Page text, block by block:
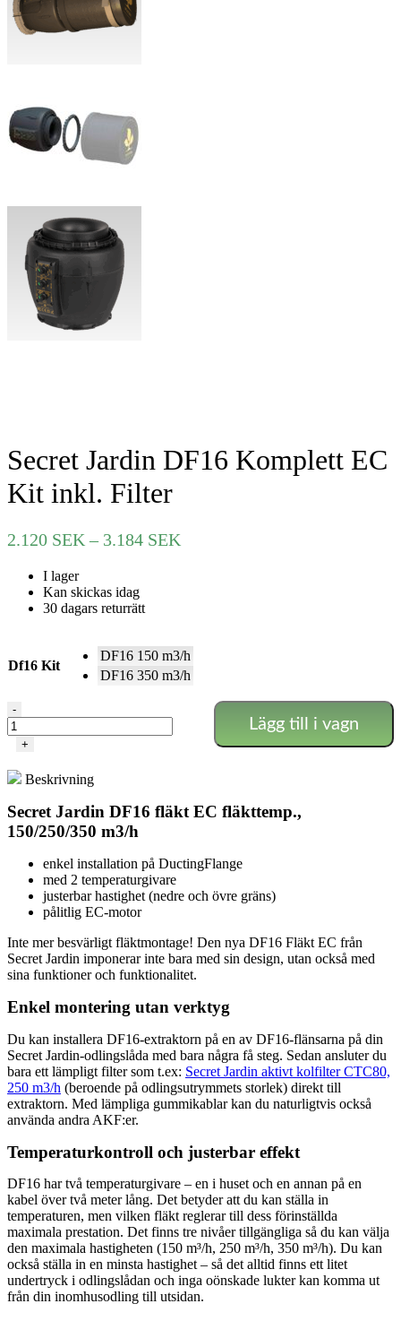
Secret Jardin DF16 Komplett EC
Kit inkl. Filter
2.120 SEK – 3.184 SEK
I lager
Kan skickas idag
30 dagars returrätt
Df16 Kit
DF16 150 m3/h
DF16 350 m3/h
Secret
Jardin
DF16
EC
Kit
inkl.
Filter
mängd
-
+
Lägg till i vagn
Beskrivning
Secret Jardin DF16 fläkt EC fläkttemp.,
150/250/350 m3/h
enkel installation på DuctingFlange
med 2 temperaturgivare
justerbar hastighet (nedre och övre gräns)
pålitlig EC-motor
Inte mer besvärligt fläktmontage! Den nya DF16 Fläkt EC från
Secret Jardin imponerar inte bara med sin design, utan också med
sina funktioner och funktionalitet.
Enkel montering utan verktyg
Du kan installera DF16-extraktorn på en av DF16-flänsarna på din
Secret Jardin-odlingslåda med bara några få steg. Sedan ansluter du
bara ett lämpligt filter som t.ex: Secret Jardin aktivt kolfilter CTC80,
250 m3/h (beroende på odlingsutrymmets storlek) direkt till
extraktorn. Med lämpliga gummikablar kan du naturligtvis också
använda andra AKF:er.
Temperaturkontroll och justerbar effekt
DF16 har två temperaturgivare – en i huset och en annan på en
kabel över två meter lång. Det betyder att du kan ställa in
temperaturen, men vilken fläkt reglerar till dess förinställda
maximala prestation. Det finns tre nivåer tillgängliga så du kan välja
den maximala hastigheten (150 m³/h, 250 m³/h, 350 m³/h). Du kan
också ställa in en minsta hastighet – så det alltid finns ett litet
undertryck i odlingslådan och inga oönskade lukter kan komma ut
från din inomhusodling till utsidan.